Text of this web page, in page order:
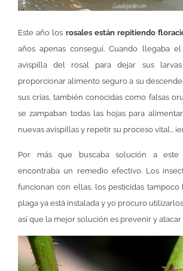
Este año los rosales están repitiendo
años apenas conseguí. Cuando llegaba
avispilla del rosal para dejar sus
proporcionar alimento seguro a su
sus crías, también conocidas como falsas
se zampaban todas las hojas para
nuevas avispillas y repetir su proceso vital…
Por más que buscaba solución a este
encontraba un remedio efectivo. Los
funcionan con ellas, los pesticidas tampoco
plaga ya está instalada y yo procuro
así que la mejor solución es prevenir y atacar